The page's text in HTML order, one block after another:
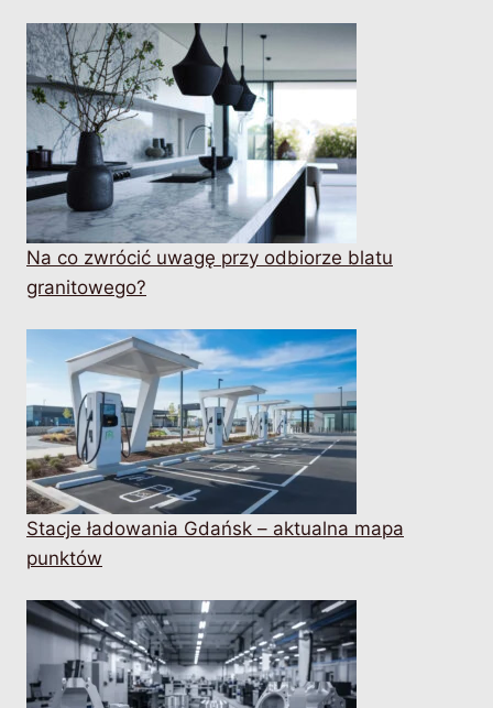
Na co zwrócić uwagę przy odbiorze blatu
granitowego?
Stacje ładowania Gdańsk – aktualna mapa
punktów